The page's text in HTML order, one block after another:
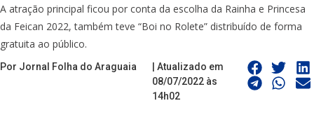
A atração principal ficou por conta da escolha da Rainha e Princesa
da Feican 2022, também teve “Boi no Rolete” distribuído de forma
gratuita ao público.
Por Jornal Folha do Araguaia
| Atualizado em
08/07/2022 às
14h02